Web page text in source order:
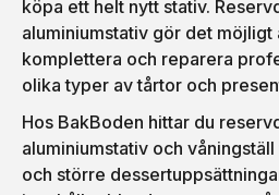
köpa ett helt nytt stativ.
aluminiumstativ gör det möjligt
komplettera och reparera
olika typer av tårtor och
Hos BakBoden hittar du
aluminiumstativ och
och större